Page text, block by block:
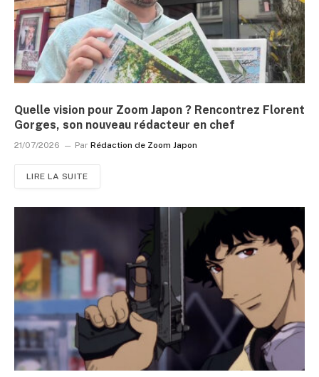
Quelle vision pour Zoom Japon ? Rencontrez Florent
Gorges, son nouveau rédacteur en chef
21/07/2026 Par Rédaction de Zoom Japon
LIRE LA SUITE